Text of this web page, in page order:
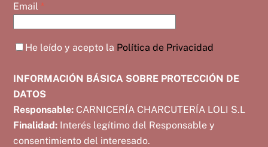
Email*
He leído y acepto la Política de Privacidad
INFORMACIÓN BÁSICA SOBRE PROTECCIÓN DE
DATOS
Responsable: CARNICERÍA CHARCUTERÍA LOLI S.L
Finalidad: Interés legítimo del Responsable y
consentimiento del interesado.